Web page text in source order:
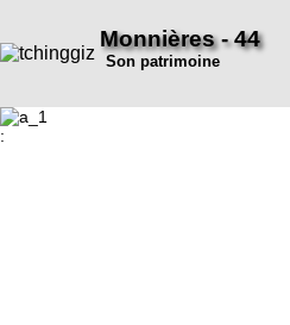
Monnières - 44
Son patrimoine
: